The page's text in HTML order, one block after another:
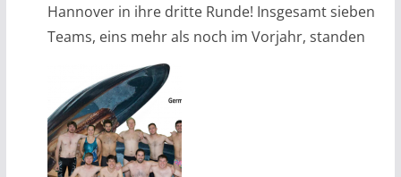
Hannover in ihre dritte Runde! Insgesamt sieben
Teams, eins mehr als noch im Vorjahr, standen